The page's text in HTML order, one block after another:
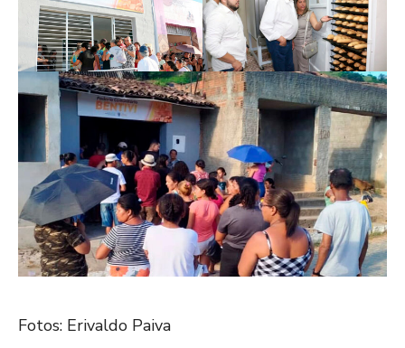
Fotos: Erivaldo Paiva